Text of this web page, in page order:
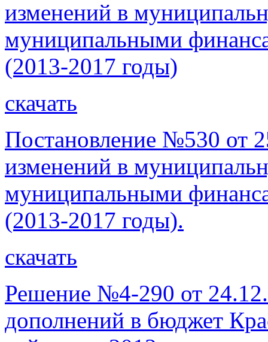
изменений в
муниципальными
(2013-2017 годы)
скачать
Постановление №530 от
изменений в
муниципальными
(2013-2017 годы).
скачать
Решение №4-290 от
дополнений в бюджет